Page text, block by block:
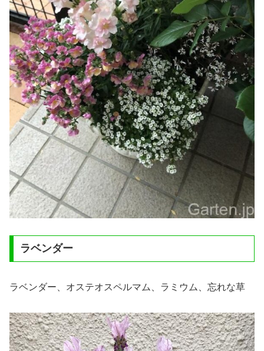
ラベンダー
ラベンダー、オステオスペルマム、ラミウム、忘れな草